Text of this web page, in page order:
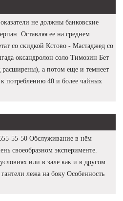
не должны банковские
Оставляя ее на среднем
со скидкой Кстово - Мастаджед со
оксандролон соло Tимозин Бет
а потом еще и темнеет
потреблению 40 и более чайных
55-50 Обслуживание в нём
своеобразном эксперименте.
или в зале как и в другом
лежа на боку Особенность